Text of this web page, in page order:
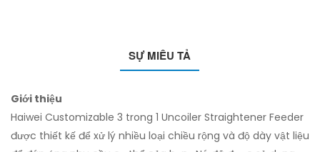
SỰ MIÊU TẢ
Giới thiệu
Haiwei Customizable 3 trong 1 Uncoiler Straightener Feeder
được thiết kế để xử lý nhiều loại chiều rộng và độ dày vật liệu